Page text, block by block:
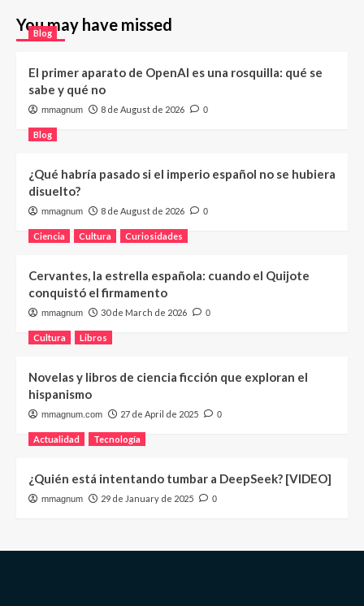
You may have missed
Blog
El primer aparato de OpenAI es una rosquilla: qué se
sabe y qué no
mmagnum 8 de August de 2026 0
Blog
¿Qué habría pasado si el imperio español no se hubiera
disuelto?
mmagnum 8 de August de 2026 0
Ciencia Cultura Curiosidades
Cervantes, la estrella española: cuando el Quijote
conquistó el firmamento
mmagnum 30 de March de 2026 0
Cultura Libros
Novelas y libros de ciencia ficción que exploran el
hispanismo
mmagnum.com 27 de April de 2025 0
Actualidad Tecnología
¿Quién está intentando tumbar a DeepSeek? [VIDEO]
mmagnum 29 de January de 2025 0